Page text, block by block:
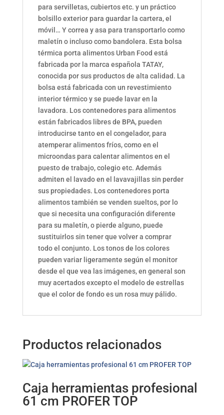
para servilletas, cubiertos etc. y un práctico
bolsillo exterior para guardar la cartera, el
móvil… Y correa y asa para transportarlo como
maletín o incluso como bandolera. Esta bolsa
térmica porta alimentos Urban Food está
fabricada por la marca española TATAY,
conocida por sus productos de alta calidad. La
bolsa está fabricada con un revestimiento
interior térmico y se puede lavar en la
lavadora. Los contenedores para alimentos
están fabricados libres de BPA, pueden
introducirse tanto en el congelador, para
atemperar alimentos fríos, como en el
microondas para calentar alimentos en el
puesto de trabajo, colegio etc. Además
admiten el lavado en el lavavajillas sin perder
sus propiedades. Los contenedores porta
alimentos también se venden sueltos, por lo
que si necesita una configuración diferente
para su maletín, o pierde alguno, puede
sustituirlos sin tener que volver a comprar
todo el conjunto. Los tonos de los colores
pueden variar ligeramente según el monitor
desde el que vea las imágenes, en general son
muy acertados excepto el modelo de estrellas
que el color de fondo es un rosa muy pálido.
Productos relacionados
Caja herramientas profesional
61 cm PROFER TOP